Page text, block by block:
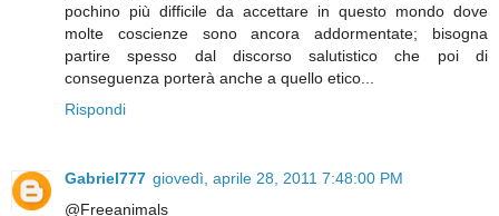
pochino più difficile da accettare in questo mondo dove
molte coscienze sono ancora addormentate; bisogna
partire spesso dal discorso salutistico che poi di
conseguenza porterà anche a quello etico...
Rispondi
Gabriel777 giovedì, aprile 28, 2011 7:48:00 PM
@Freeanimals